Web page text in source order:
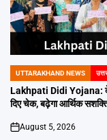
POSTED
IN
UTTARAKHAND NEWS
Lakhpati Didi Yojana:
दिए चेक, बढ़ेगा आर्थिक
on
August 5, 2026